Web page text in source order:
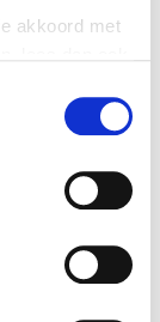
akkoord met
of
dan 25 × 25
milieustraat
milieustraat